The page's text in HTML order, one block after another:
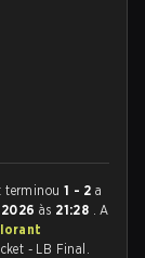
terminou 1 - 2 a
2026às 21:28 . A
- LB Final.